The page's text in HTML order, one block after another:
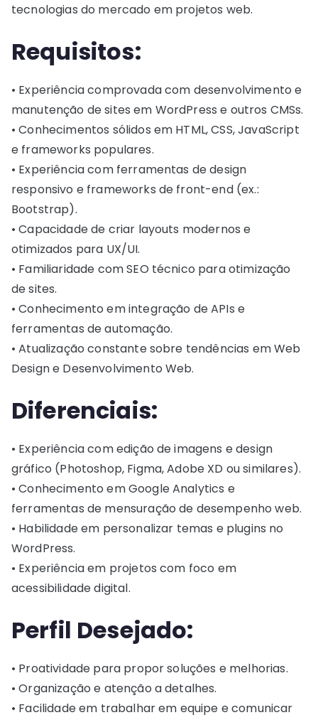
tecnologias do mercado em projetos web.
Requisitos:
• Experiência comprovada com desenvolvimento e
manutenção de sites em WordPress e outros CMSs.
• Conhecimentos sólidos em HTML, CSS, JavaScript
e frameworks populares.
• Experiência com ferramentas de design
responsivo e frameworks de front-end (ex.:
Bootstrap).
• Capacidade de criar layouts modernos e
otimizados para UX/UI.
• Familiaridade com SEO técnico para otimização
de sites.
• Conhecimento em integração de APIs e
ferramentas de automação.
• Atualização constante sobre tendências em Web
Design e Desenvolvimento Web.
Diferenciais:
• Experiência com edição de imagens e design
gráfico (Photoshop, Figma, Adobe XD ou similares).
• Conhecimento em Google Analytics e
ferramentas de mensuração de desempenho web.
• Habilidade em personalizar temas e plugins no
WordPress.
• Experiência em projetos com foco em
acessibilidade digital.
Perfil Desejado:
• Proatividade para propor soluções e melhorias.
• Organização e atenção a detalhes.
• Facilidade em trabalhar em equipe e comunicar